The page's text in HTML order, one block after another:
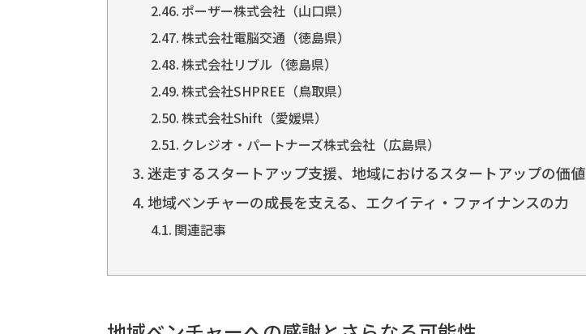
ポーザー株式会社（山口県）
株式会社電脳交通（徳島県）
株式会社リブル（徳島県）
株式会社SHPREE（鳥取県）
株式会社Shift（愛媛県）
クレジオ・パートナーズ株式会社（広島県）
迷走するスタートアップ支援、地域におけるスタートアップの価値
地域ベンチャーの成長を支える、エクイティ・ファイナンスの力
関連記事